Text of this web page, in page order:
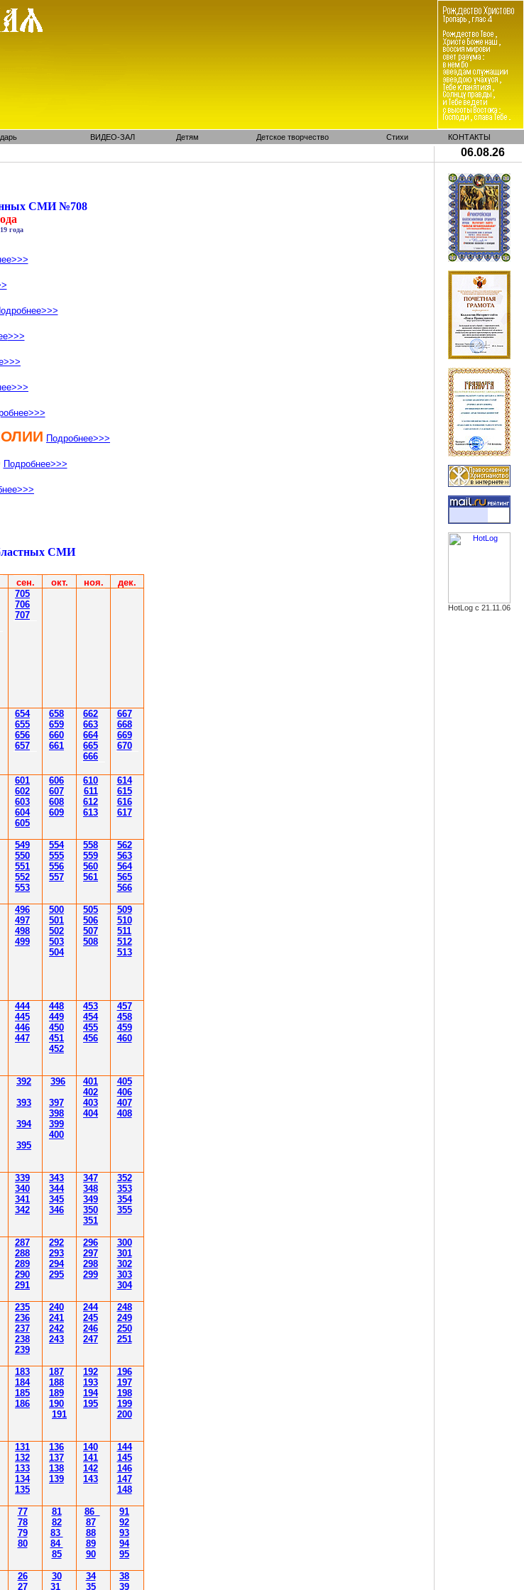
ВИДЕО-ЗАЛ Детям Детское творчество Стихи КОНТАКТЫ
06.08.26
СМИ №708
года
>>>
>>>
>>>
>>>
>>>
>>>
Подробнее>>>
Подробнее>>>
>>>
СМИ
сен. окт. ноя.
дек.
705
706
707
654
655
656
657
658
659
660
661
662
663
664
665
666
667
668
669
670
601
602
603
604
605
606
607
608
609
610
611
612
613
614
615
616
617
549
550
551
552
553
554
555
556
557
558
559
560
561
562
563
564
565
566
496
497
498
499
500
501
502
503
504
505
506
507
508
509
510
511
512
513
444
445
446
447
448
449
450
451
452
453
454
455
456
457
458
459
460
392
393
394
395
396
397
398
399
400
401
402
403
404
405
406
407
408
339
340
341
342
343
344
345
346
347
348
349
350
351
352
353
354
355
287
288
289
290
291
292
293
294
295
296
297
298
299
300
301
302
303
304
235
236
237
238
239
240
241
242
243
244
245
246
247
248
249
250
251
183
184
185
186
187
188
189
190
191
192
193
194
195
196
197
198
199
200
131
132
133
134
135
136
137
138
139
140
141
142
143
144
145
146
147
148
77
78
79
80
81
82
83
84
85
86
87
88
89
90
91
92
93
94
95
26
27
30
31
34
35
38
39
HotLog с 21.11.06